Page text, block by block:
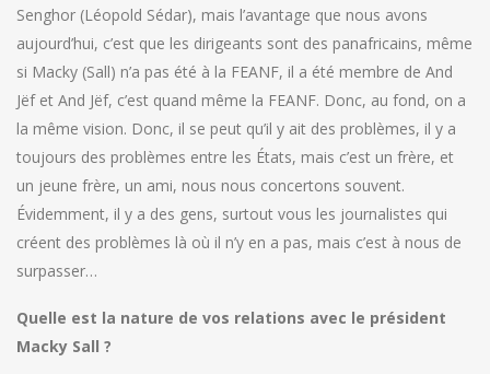
Senghor (Léopold Sédar), mais l’avantage que nous avons
aujourd’hui, c’est que les dirigeants sont des panafricains, même
si Macky (Sall) n’a pas été à la FEANF, il a été membre de And
Jëf et And Jëf, c’est quand même la FEANF. Donc, au fond, on a
la même vision. Donc, il se peut qu’il y ait des problèmes, il y a
toujours des problèmes entre les États, mais c’est un frère, et
un jeune frère, un ami, nous nous concertons souvent.
Évidemment, il y a des gens, surtout vous les journalistes qui
créent des problèmes là où il n’y en a pas, mais c’est à nous de
surpasser…
Quelle est la nature de vos relations avec le président
Macky Sall ?